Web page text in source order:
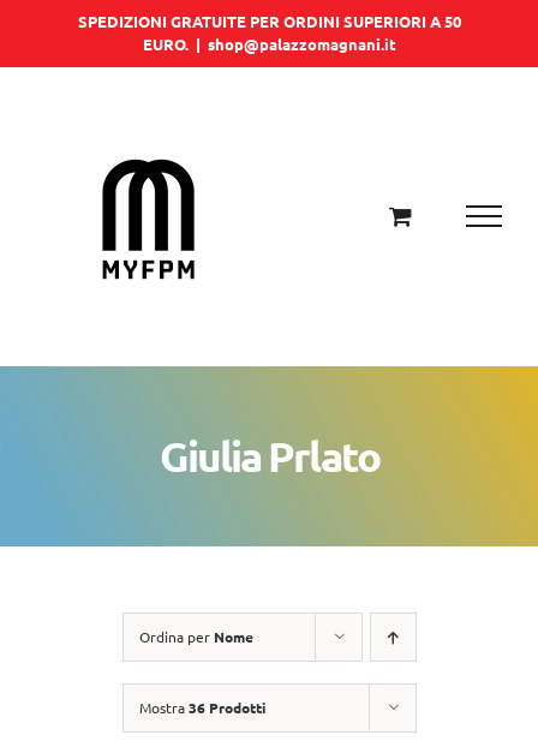
SPEDIZIONI GRATUITE PER ORDINI SUPERIORI A 50
EURO. | shop@palazzomagnani.it
Giulia Prlato
Ordina per Nome
Mostra36 Prodotti